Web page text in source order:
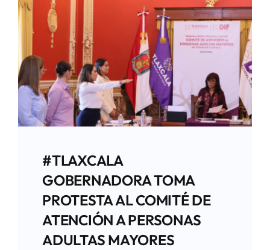
#TLAXCALA
GOBERNADORA TOMA
PROTESTA AL COMITÉ DE
ATENCIÓN A PERSONAS
ADULTAS MAYORES